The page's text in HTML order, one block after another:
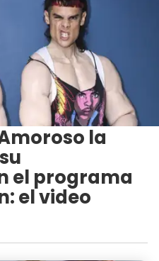
la
el programa
el video